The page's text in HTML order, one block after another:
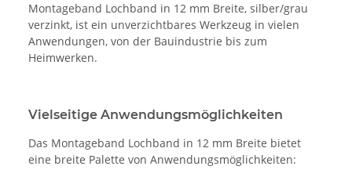
Montageband Lochband in 12 mm Breite, silber/grau
verzinkt, ist ein unverzichtbares Werkzeug in vielen
Anwendungen, von der Bauindustrie bis zum
Heimwerken.
Vielseitige Anwendungsmöglichkeiten
Das Montageband Lochband in 12 mm Breite bietet
eine breite Palette von Anwendungsmöglichkeiten: